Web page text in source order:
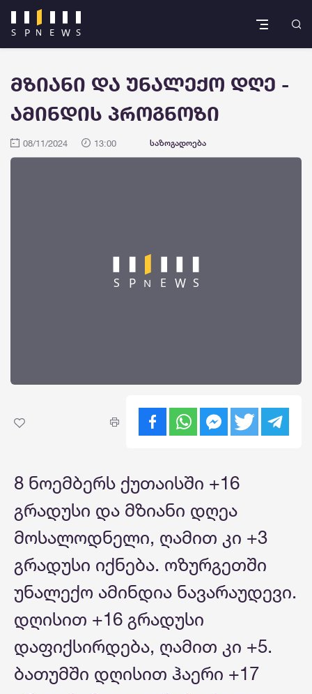
მზიანი და უნალექო დღე -
ამინდის პროგნოზი
08/11/2024 13:00 საზოგადოება
8 ნოემბერს ქუთაისში +16
გრადუსი და მზიანი დღეა
მოსალოდნელი, ღამით კი +3
გრადუსი იქნება. ოზურგეთში
უნალექო ამინდია ნავარაუდევი.
დღისით +16 გრადუსი
დაფიქსირდება, ღამით კი +5.
ბათუმში დღისით ჰაერი +17